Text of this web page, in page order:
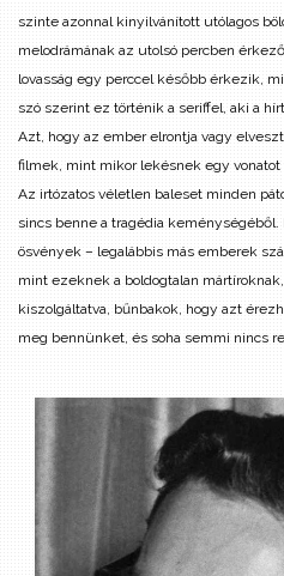
szinte azonnal kinyilvánított utólagos
melodrámának az utolsó percben
lovasság egy perccel később érkezik,
szó szerint ez történik a seriffel, aki a
Azt, hogy az ember elrontja vagy
filmek, mint mikor lekésnek egy vonatot
Az irtózatos véletlen baleset minden
sincs benne a tragédia
ösvények – legalábbis más emberek
mint ezeknek a boldogtalan
kiszolgáltatva, bűnbakok, hogy azt
meg bennünket, és soha semmi nincs